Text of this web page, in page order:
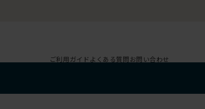
ご利用ガイド よくある質問お問い合わせ